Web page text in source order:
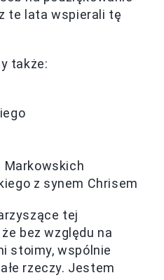
te lata wspierali tę
także:
Markowskich
z synem Chrisem
tej
bez względu na
stoimy, wspólnie
rzeczy. Jestem